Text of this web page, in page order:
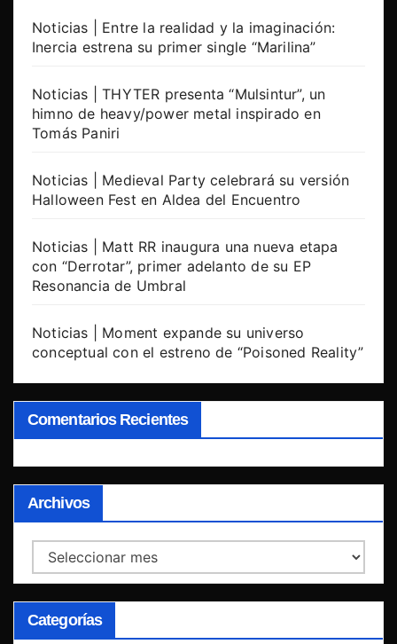
Noticias | Entre la realidad y la imaginación:
Inercia estrena su primer single “Marilina”
Noticias | THYTER presenta “Mulsintur”, un
himno de heavy/power metal inspirado en
Tomás Paniri
Noticias | Medieval Party celebrará su versión
Halloween Fest en Aldea del Encuentro
Noticias | Matt RR inaugura una nueva etapa
con “Derrotar”, primer adelanto de su EP
Resonancia de Umbral
Noticias | Moment expande su universo
conceptual con el estreno de “Poisoned Reality”
Comentarios Recientes
Archivos
Archivos
Categorías